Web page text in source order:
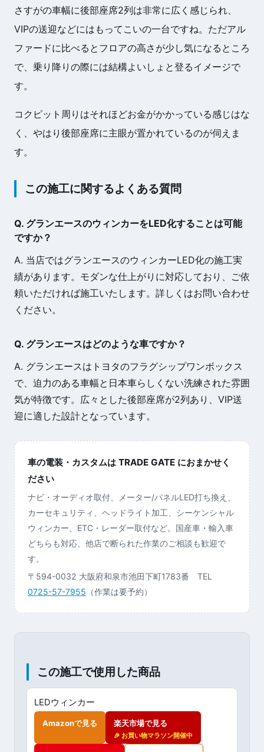
さすがの車幅に後部座席2列は非常に広く感じられ、
VIPの送迎などにはもってこいの一台ですね。ただアル
ファードに比べるとフロアの高さが少し気になるところ
で、乗り降りの際には結構よいしょと登るイメージで
す。
コクピット周りはそれほどお金がかかっている感じはな
く、やはり後部座席に主眼が置かれているのが伺えま
す。
この施工に関するよくある質問
Q. グランエースのウィンカーをLED化することは可能
ですか？
A. 当店ではグランエースのウィンカーLED化の施工実
績があります。モダンな仕上がりに対応しており、ご依
頼いただければ施工いたします。詳しくはお問い合わせ
ください。
Q. グランエースはどのような車ですか？
A. グランエースはトヨタのフラグシップワンボックス
で、迫力のある車幅と日本車らしくない洗練された雰囲
気が特徴です。広々とした後部座席が2列あり、VIP送
迎に適した設計となっています。
車の電装・カスタムは TRADE GATE におまかせく
ださい
ナビ・オーディオ取付、メーター/パネルLED打ち換え、
カーセキュリティ、ヘッドライト加工、シーケンシャル
ウィンカー、ETC・レーダー取付など。国産車・輸入車
どちらも対応、他店で断られた作業のご相談も歓迎で
す。
〒594-0032 大阪府和泉市池田下町1783番 TEL
0725-57-7955 （作業は要予約）
この施工で使用した商品
LEDウィンカー
Amazonで見る 楽天市場で見る
🎉 お買い物マラソン開催中